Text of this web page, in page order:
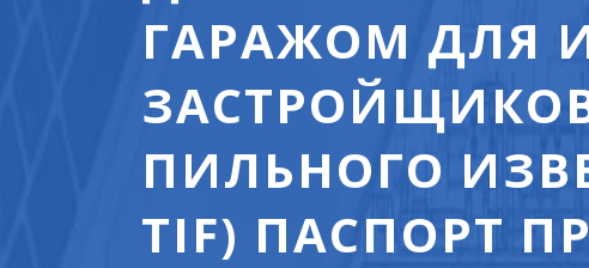
ГАРАЖОМ ДЛЯ
ПИЛЬНОГО
TIF) ПАСПОРТ